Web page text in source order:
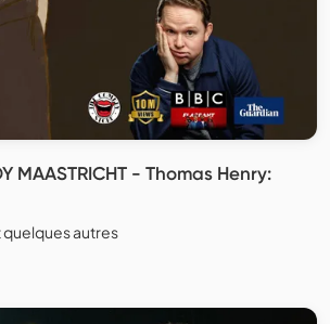
MAASTRICHT - Thomas Henry:
quelques autres